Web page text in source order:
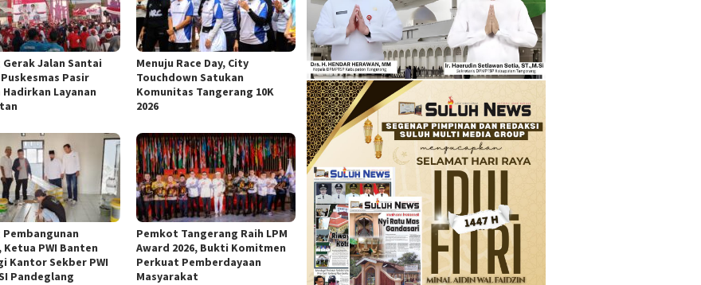
Gerak Jalan Santai
Puskesmas Pasir
Hadirkan Layanan
Menuju Race Day, City
Touchdown Satukan
Komunitas Tangerang 10K
2026
Ketua PWI Banten
Kantor Sekber PWI
Pandeglang
Pemkot Tangerang Raih LPM
Award 2026, Bukti Komitmen
Perkuat Pemberdayaan
Masyarakat